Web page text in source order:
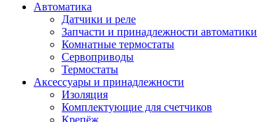
Автоматика
Датчики и реле
Запчасти и принадлежности автоматики
Комнатные термостаты
Сервоприводы
Термостаты
Аксессуары и принадлежности
Изоляция
Комплектующие для счетчиков
Крепёж